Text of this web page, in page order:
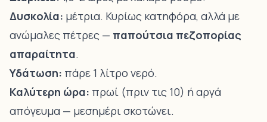
Δυσκολία: μέτρια. Κυρίως κατηφόρα, αλλά με
ανώμαλες πέτρες — παπούτσια πεζοπορίας
απαραίτητα.
Υδάτωση: πάρε 1 λίτρο νερό.
Καλύτερη ώρα: πρωί (πριν τις 10) ή αργά
απόγευμα — μεσημέρι σκοτώνει.